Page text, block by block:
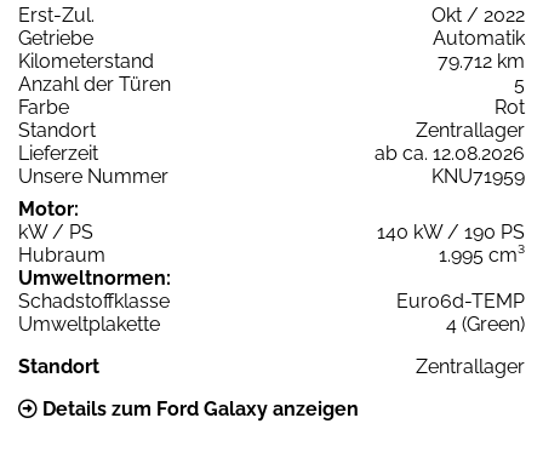
Erst-Zul.
Okt / 2022
Getriebe
Automatik
Kilometerstand
79.712 km
Anzahl der Türen
5
Farbe
Rot
Standort
Zentrallager
Lieferzeit
ab ca. 12.08.2026
Unsere Nummer
KNU71959
Motor:
kW / PS
140 kW / 190 PS
Hubraum
1.995 cm³
Umweltnormen:
Schadstoffklasse
Euro6d-TEMP
Umweltplakette
4 (Green)
Standort
Zentrallager
Details zum Ford Galaxy anzeigen